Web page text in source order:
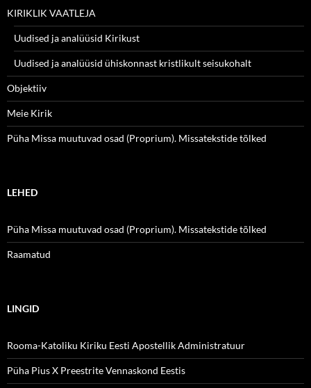
KIRIKLIK VAATLEJA
Uudised ja analüüsid Kirikust
Uudised ja analüüsid ühiskonnast kristlikult seisukohalt
Objektiiv
Meie Kirik
Püha Missa muutuvad osad (Proprium). Missatekstide tõlked
LEHED
Püha Missa muutuvad osad (Proprium). Missatekstide tõlked
Raamatud
LINGID
Rooma-Katoliku Kiriku Eesti Apostellik Administratuur
Püha Pius X Preestrite Vennaskond Eestis